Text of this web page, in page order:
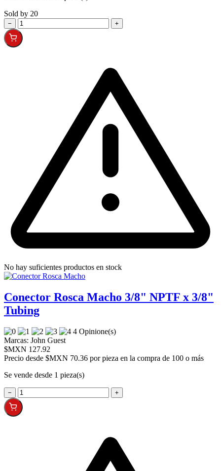
Sold by 20
− +
No hay suficientes productos en stock
Conector Rosca Macho 3/8" NPTF x 3/8"
Tubing
4 Opinione(s)
Marcas: John Guest
$MXN 127.92
Precio desde $MXN 70.36 por pieza en la compra de 100 o más
Se vende desde 1 pieza(s)
− +